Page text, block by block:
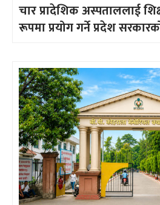
चार प्रादेशिक अस्पताललाई
रूपमा प्रयोग गर्ने प्रदेश